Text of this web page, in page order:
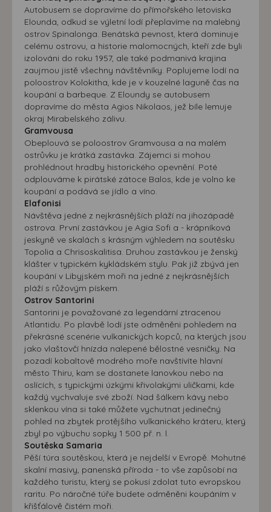
Autobusem se dopravíme do přímořského letoviska
Elounda, odkud se výletní lodí přeplavíme na malebný
ostrov Spinalonga. Benátská pevnost, která dominuje
celému ostrovu, a historie malomocných, kteří zde byli
izolováni do roku 1957, ale také podmanivá krajina
zaujmou jistě všechny návštěvníky. Poplujeme lodí na
poloostrov Kolokitha, kde je v kouzelné laguně čas na
koupání a barbeque. Z Eloundy se autobusem
dopravíme do města Agios Nikolaos, jež bíle lemuje
okraj Mirabelského zálivu.
Gramvousa
Obeplouvá se poloostrov Gramvousa a na malém
ostrůvku je krátká zastávka. Zájemci si mohou
prohlédnout hradby historického opevnění. Poté
odplouváme k pirátské zátoce Balos, kde je volno ke
koupání a podává se jídlo a víno.
Elafonisi
Návštěva jedné z nejkrásnějších pláží na jihozápadě
ostrova. První zastávkou je Agia Sofi a - krápníková
jeskyně ve skalách s krásným výhledem na soutěsku
Topolia a Chrisoskalitisa. Druhou zastávkou je ženský
klášter v typickém kykládském stylu. Pak již zbývá jen
koupání v Libyjském moři na jedné z nejkrásnějších
pláží s růžovým pískem.
Ostrov Santorini
Santorini je považované za legendární ztracenou
Atlantidu. Po plavbě lodí jste odměněni pohledem na
překrásné scenérie vulkanických kopců, na kterých jsou
jako vlaštovčí hnízda nalepené bělostné vesničky. Na
pozadí kobaltově modrého moře navštívíte hlavní
město Thiru, kam se dostanete lanovkou nebo na
oslících, s typickými úzkými křivolakými uličkami, kde
každý vychvaluje své zboží. Nad šálkem kávy nebo
sklenkou vína si také můžete vychutnat jedinečný
pohled na zbytek protějšího vulkanického kráteru, který
zbyl po výbuchu sopky 1 500 př. n. l.
Soutěska Samaria
Pěší túra soutěskou, která je nejdelší v Evropě. Mohutné
skalní masivy, panenská příroda - to vše zapůsobí na
každého turistu, který se pokusí zdolat tuto evropskou
raritu. Po náročné túře budete odměněni koupáním v
křišťálově čistém moři.